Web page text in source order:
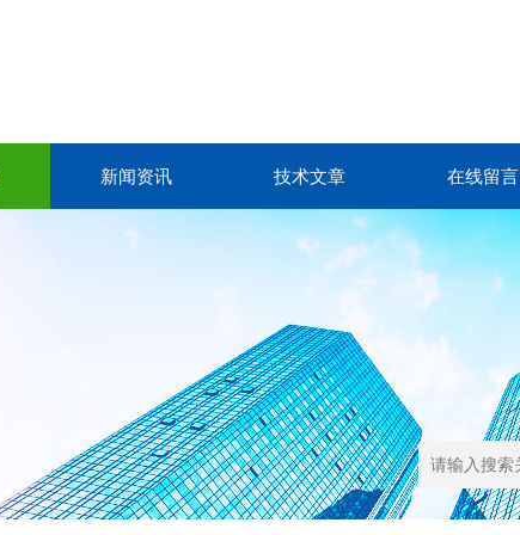
新闻资讯 技术文章 在线留言